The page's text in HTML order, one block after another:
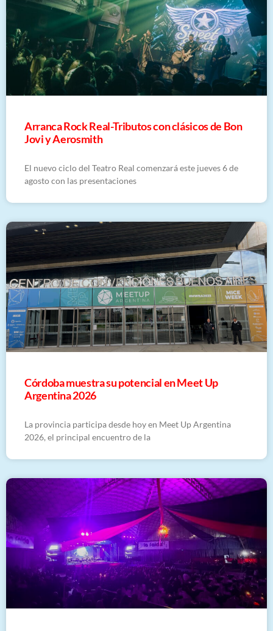
Arranca Rock Real-Tributos con clásicos de Bon
Jovi y Aerosmith
El nuevo ciclo del Teatro Real comenzará este jueves 6 de
agosto con las presentaciones
Córdoba muestra su potencial en Meet Up
Argentina 2026
La provincia participa desde hoy en Meet Up Argentina
2026, el principal encuentro de la